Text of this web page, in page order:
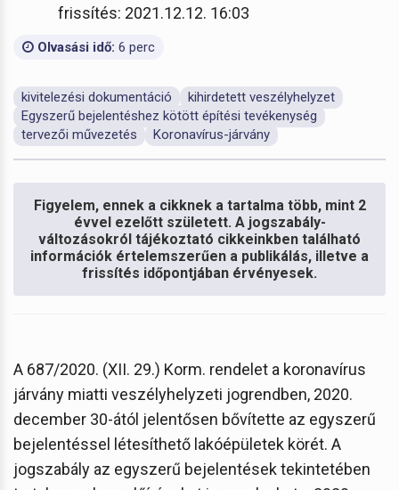
frissítés: 2021.12.12. 16:03
Olvasási idő: 6 perc
kivitelezési dokumentáció
kihirdetett veszélyhelyzet
Egyszerű bejelentéshez kötött építési tevékenység
tervezői művezetés
Koronavírus-járvány
Figyelem, ennek a cikknek a tartalma több, mint 2
évvel ezelőtt született. A jogszabály-
változásokról tájékoztató cikkeinkben található
információk értelemszerűen a publikálás, illetve a
frissítés időpontjában érvényesek.
A 687/2020. (XII. 29.) Korm. rendelet a koronavírus
járvány miatti veszélyhelyzeti jogrendben, 2020.
december 30-ától jelentősen bővítette az egyszerű
bejelentéssel létesíthető lakóépületek körét. A
jogszabály az egyszerű bejelentések tekintetében